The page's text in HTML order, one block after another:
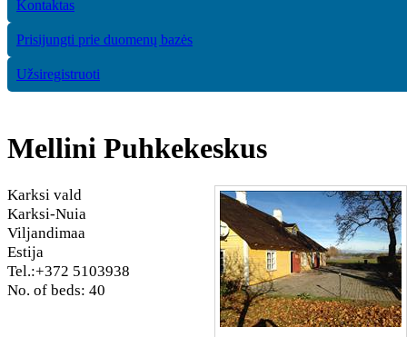
Kontaktas
Prisijungti prie duomenų bazės
Užsiregistruoti
Mellini Puhkekeskus
Karksi vald
Karksi-Nuia
Viljandimaa
Estija
Tel.:+372 5103938
No. of beds: 40